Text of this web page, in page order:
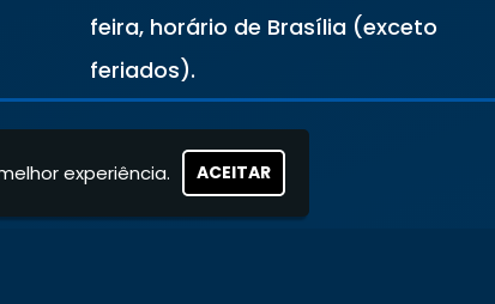
feira, horário de Brasília (exceto
feriados).
experiência. ACEITAR